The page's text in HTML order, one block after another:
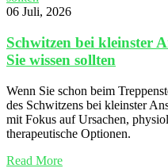
06 Juli, 2026
Schwitzen bei kleinster
Sie wissen sollten
Wenn Sie schon beim
des Schwitzens bei kleinster
mit Fokus auf Ursachen,
therapeutische Optionen.
Read More